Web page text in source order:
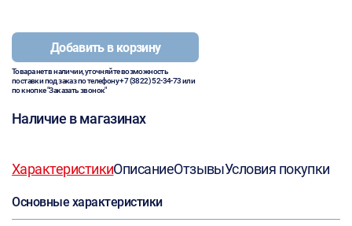
Добавить в корзину
Товара нет в наличии, уточняйте возможность
поставки под заказ по телефону+7 (3822) 52-34-73или
по кнопке "Заказать звонок"
Наличие в магазинах
ХарактеристикиОписаниеОтзывыУсловия покупки
Основные характеристики